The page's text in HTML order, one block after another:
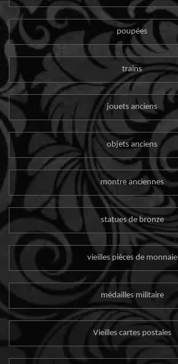
poupées
trains
jouets anciens
objets anciens
montre anciennes
statues de bronze
vieilles pièces de monnaie
médailles militaire
Vieilles cartes postales